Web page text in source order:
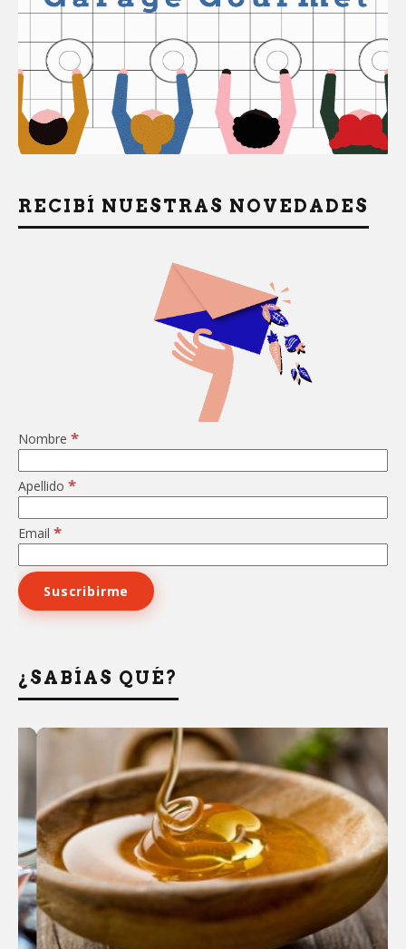
RECIBÍ NUESTRAS NOVEDADES
Nombre *
Apellido *
Email *
¿SABÍAS QUÉ?